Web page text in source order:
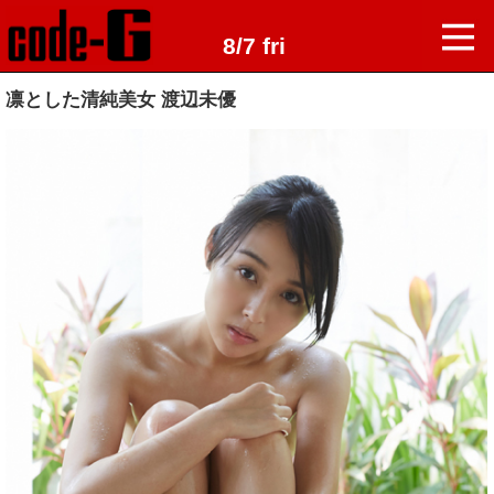
8/7 fri
凛とした清純美女 渡辺未優